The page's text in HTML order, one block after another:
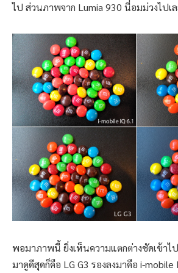
ไป ส่วนภาพจาก Lumia 930 นี่อมม่วงไปเ
พอมาภาพนี้ ยิ่งเห็นความแตกต่างชัดเข้า
มาดูดีสุดก็คือ LG G3 รองลงมาคือ i-